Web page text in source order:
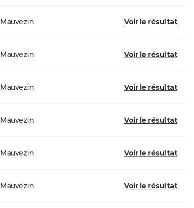
Mauvezin Voir le résultat
Mauvezin Voir le résultat
Mauvezin Voir le résultat
Mauvezin Voir le résultat
Mauvezin Voir le résultat
Mauvezin Voir le résultat